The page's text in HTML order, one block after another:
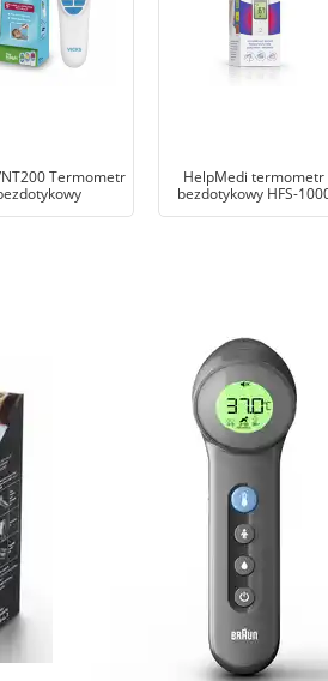
Termometr
HelpMedi termometr
bezdotykowy HFS-